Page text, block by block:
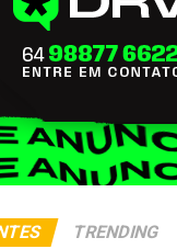
TRENDING